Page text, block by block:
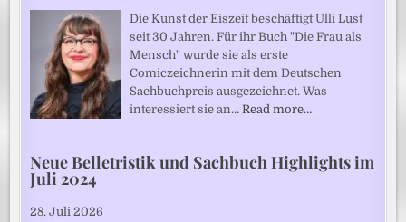
Die Kunst der Eiszeit beschäftigt Ulli Lust
seit 30 Jahren. Für ihr Buch "Die Frau als
Mensch" wurde sie als erste
Comiczeichnerin mit dem Deutschen
Sachbuchpreis ausgezeichnet. Was
interessiert sie an…Read more…
Neue Belletristik und Sachbuch Highlights im
Juli 2024
28. Juli 2026